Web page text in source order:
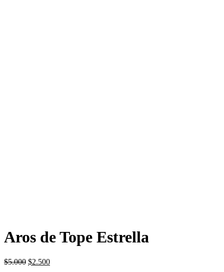
Aros de Tope Estrella
$5.000 El
$2.500El